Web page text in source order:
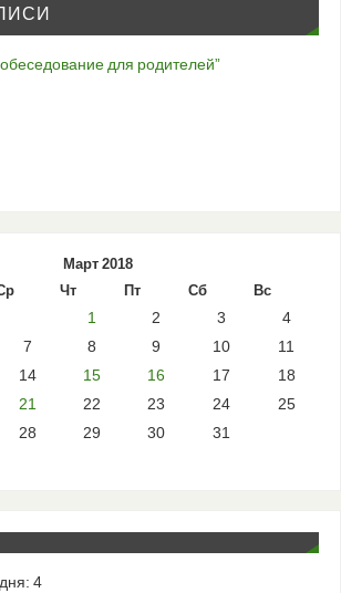
для родителей”
Март 2018
Чт Пт Сб Вс
1 2 3
4
7 8 9 10
11
14 15 16 17
18
21 22 23 24
25
28 29 30
31
4